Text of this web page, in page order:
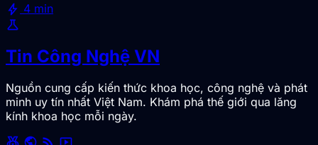
bolt 4 min
science
Tin Công Nghệ VN
Nguồn cung cấp kiến thức khoa học, công nghệ và phát
minh uy tín nhất Việt Nam. Khám phá thế giới qua lăng
kính khoa học mỗi ngày.